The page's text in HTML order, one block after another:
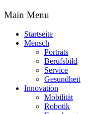
Main Menu
Startseite
Mensch
Porträts
Berufsbild
Service
Gesundheit
Innovation
Mobilität
Robotik